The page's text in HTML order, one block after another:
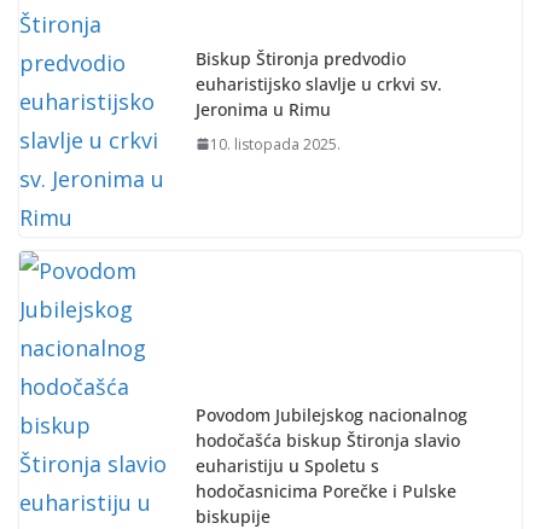
Biskup Štironja predvodio
euharistijsko slavlje u crkvi sv.
Jeronima u Rimu
10. listopada 2025.
Povodom Jubilejskog nacionalnog
hodočašća biskup Štironja slavio
euharistiju u Spoletu s
hodočasnicima Porečke i Pulske
biskupije